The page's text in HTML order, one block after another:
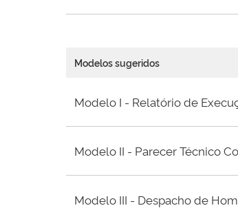
Modelos sugeridos
Modelo I - Relatório de
Modelo II - Parecer Técnico
Modelo III - Despacho de